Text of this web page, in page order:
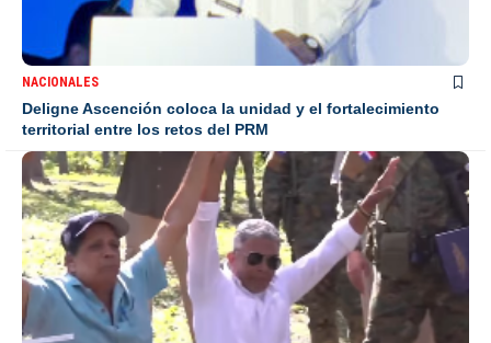
NACIONALES
Deligne Ascención coloca la unidad y el fortalecimiento
territorial entre los retos del PRM